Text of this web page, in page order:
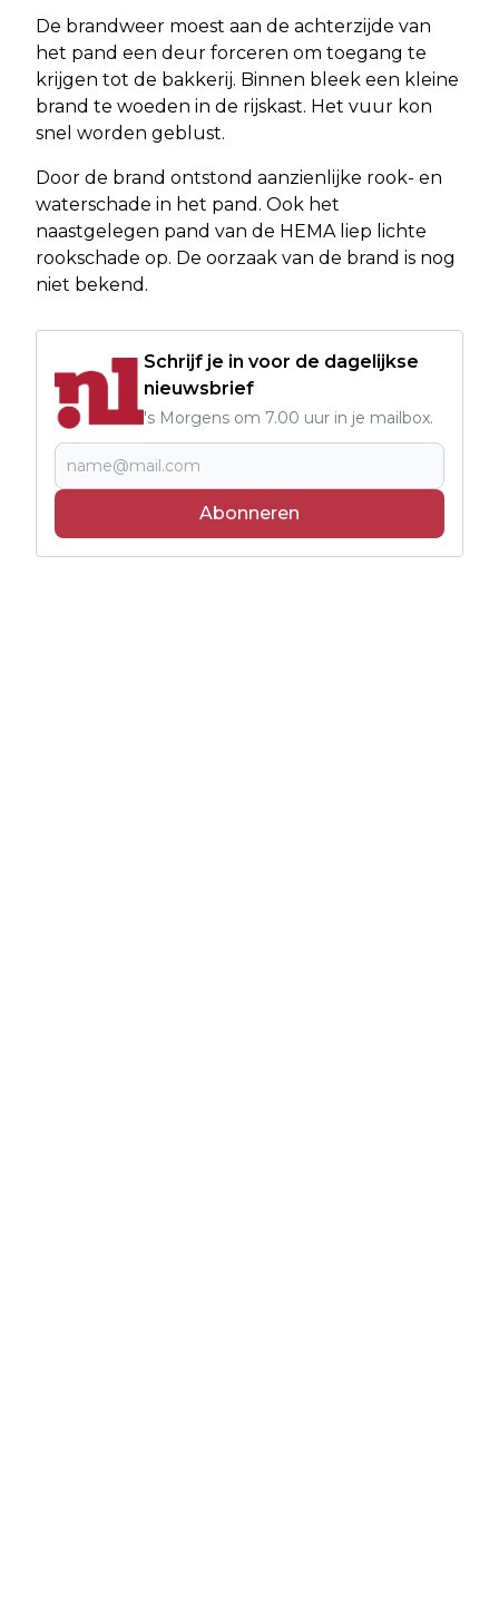
De brandweer moest aan de achterzijde van
het pand een deur forceren om toegang te
krijgen tot de bakkerij. Binnen bleek een kleine
brand te woeden in de rijskast. Het vuur kon
snel worden geblust.
Door de brand ontstond aanzienlijke rook- en
waterschade in het pand. Ook het
naastgelegen pand van de HEMA liep lichte
rookschade op. De oorzaak van de brand is nog
niet bekend.
Schrijf je in voor de dagelijkse
nieuwsbrief
's Morgens om 7.00 uur in je mailbox.
Abonneren